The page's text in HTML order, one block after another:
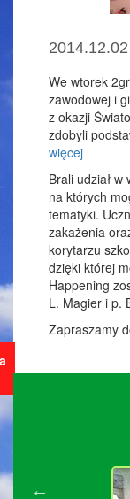
We wtorek
zawodowej i
z okazji
zdobyli
więcej
Brali udział
na których
tematyki.
zakażenia
korytarzu
dzięki której
Happening
L. Magier i p.
Zapraszamy